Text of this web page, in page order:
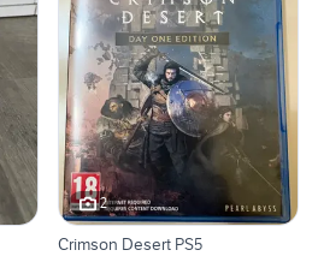
2
Crimson Desert PS5